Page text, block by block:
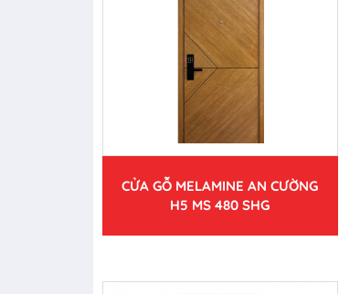
CỬA GỖ MELAMINE AN CƯỜNG
H5 MS 480 SHG